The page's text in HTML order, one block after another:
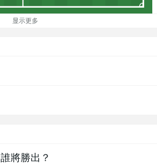
显示更多
誰將勝出？